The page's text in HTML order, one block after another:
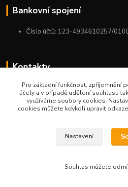
Bankovní spojení
Číslo účtů: 123-4934610257/
Kontakty
+420 775 954 963
9:00-12:00-13:00-16:00
Pro základní funkčnost, zpříjemnění
účely a v případě udělení souhlasu
využíváme soubory cookies.
cookies můžete kdykoli upravit
Nastavení
Souhlas můžete